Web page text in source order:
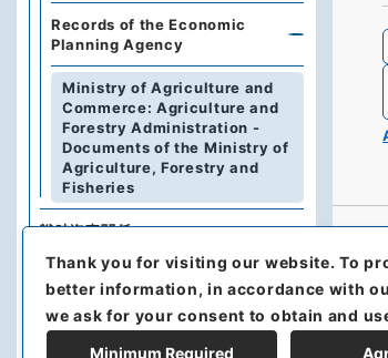
Records of the Economic
Planning Agency
Ministry of Agriculture and
Commerce: Agriculture and
Forestry Administration -
Documents of the Ministry of
Agriculture, Forestry and
Fisheries
戦時海事関係
占領軍関係
Naikaku Bunko (Cabinet
Library)
Thank you for visiting our website.To
better information, in accordance with
we ask for your consent to obtain and
Minimum Required